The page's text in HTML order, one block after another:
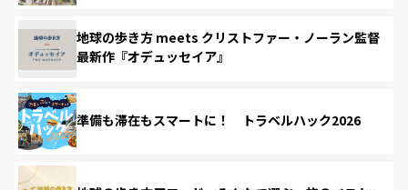
地球の歩き方 meets クリストファー・ノーラン監督
最新作『オデュッセイア』
準備も滞在もスマートに！ トラベルハック2026